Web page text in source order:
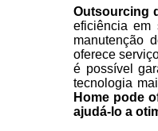
Outsourcing
eficiência em
manutenção
oferece
é possível
tecnologia
Home pode
ajudá-lo a